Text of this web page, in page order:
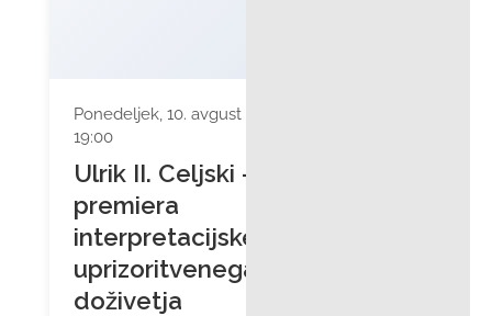
Ponedeljek, 10. avgust 2026 ob
19:00
Ulrik II. Celjski –
premiera
interpretacijskega
uprizoritvenega
doživetja